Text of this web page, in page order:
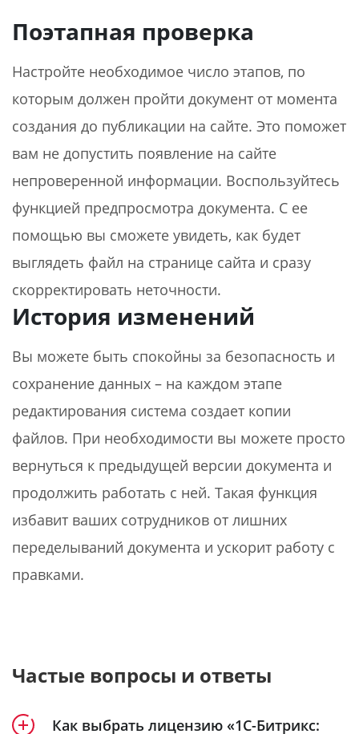
Поэтапная проверка
Настройте необходимое число этапов, по
которым должен пройти документ от момента
создания до публикации на сайте. Это поможет
вам не допустить появление на сайте
непроверенной информации. Воспользуйтесь
функцией предпросмотра документа. С ее
помощью вы сможете увидеть, как будет
выглядеть файл на странице сайта и сразу
скорректировать неточности.
История изменений
Вы можете быть спокойны за безопасность и
сохранение данных – на каждом этапе
редактирования система создает копии
файлов. При необходимости вы можете просто
вернуться к предыдущей версии документа и
продолжить работать с ней. Такая функция
избавит ваших сотрудников от лишних
переделываний документа и ускорит работу с
правками.
Частые вопросы и ответы
Как выбрать лицензию «1С-Битрикс: